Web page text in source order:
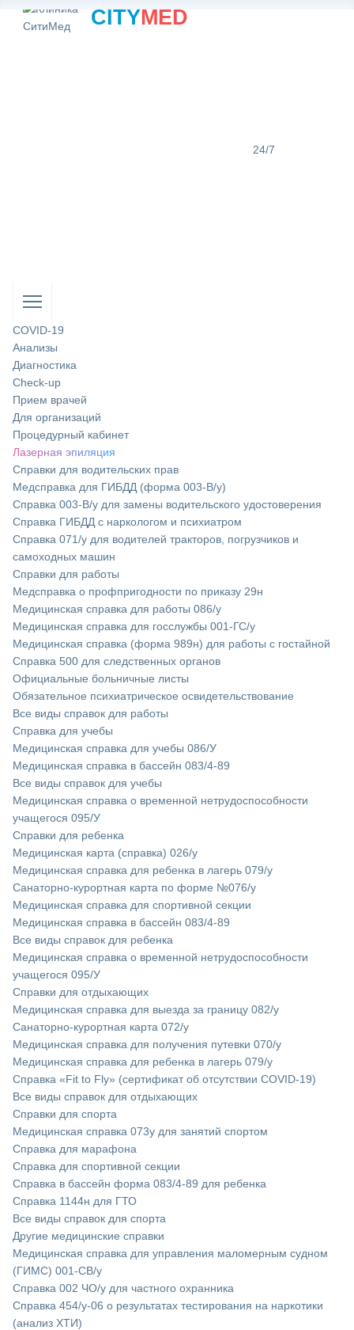
CITYMED
24/7
COVID-19
Анализы
Диагностика
Check-up
Прием врачей
Для организаций
Процедурный кабинет
Лазерная эпиляция
Справки для водительских прав
Медсправка для ГИБДД (форма 003-В/у)
Справка 003-В/у для замены водительского удостоверения
Справка ГИБДД с наркологом и психиатром
Справка 071/у для водителей тракторов, погрузчиков и
самоходных машин
Справки для работы
Медсправка о профпригодности по приказу 29н
Медицинская справка для работы 086/у
Медицинская справка для госслужбы 001-ГС/у
Медицинская справка (форма 989н) для работы с гостайной
Справка 500 для следственных органов
Официальные больничные листы
Обязательное психиатрическое освидетельствование
Все виды справок для работы
Справка для учебы
Медицинская справка для учебы 086/У
Медицинская справка в бассейн 083/4-89
Все виды справок для учебы
Медицинская справка о временной нетрудоспособности
учащегося 095/У
Справки для ребенка
Медицинская карта (справка) 026/у
Медицинская справка для ребенка в лагерь 079/у
Санаторно-курортная карта по форме №076/у
Медицинская справка для спортивной секции
Медицинская справка в бассейн 083/4-89
Все виды справок для ребенка
Медицинская справка о временной нетрудоспособности
учащегося 095/У
Справки для отдыхающих
Медицинская справка для выезда за границу 082/у
Санаторно-курортная карта 072/у
Медицинская справка для получения путевки 070/у
Медицинская справка для ребенка в лагерь 079/у
Справка «Fit to Fly» (сертификат об отсутствии COVID-19)
Все виды справок для отдыхающих
Справки для спорта
Медицинская справка 073у для занятий спортом
Справка для марафона
Cправка для спортивной секции
Справка в бассейн форма 083/4-89 для ребенка
Справка 1144н для ГТО
Все виды справок для спорта
Другие медицинские справки
Медицинская справка для управления маломерным судном
(ГИМС) 001-СВ/у
Справка 002 ЧО/у для частного охранника
Справка 454/у-06 о результатах тестирования на наркотики
(анализ ХТИ)